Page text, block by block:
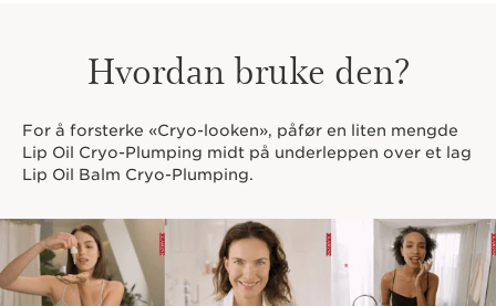
Hvordan bruke den?
For å forsterke «Cryo-looken», påfør en liten mengde
Lip Oil Cryo-Plumping midt på underleppen over et lag
Lip Oil Balm Cryo-Plumping.